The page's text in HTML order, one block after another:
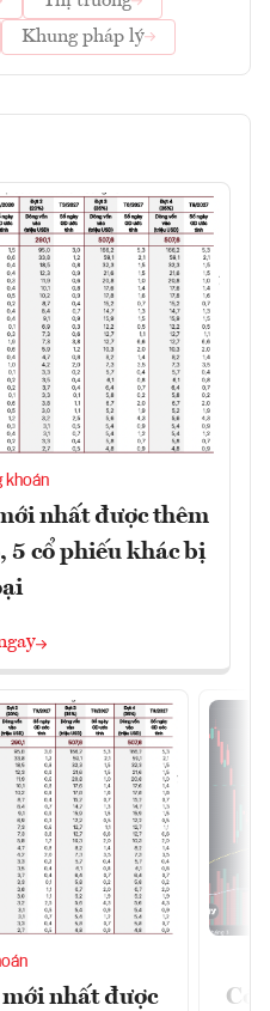
Khung pháp lý
khoán
nhất được thêm
5 cổ phiếu khác bị
nhất được
Có